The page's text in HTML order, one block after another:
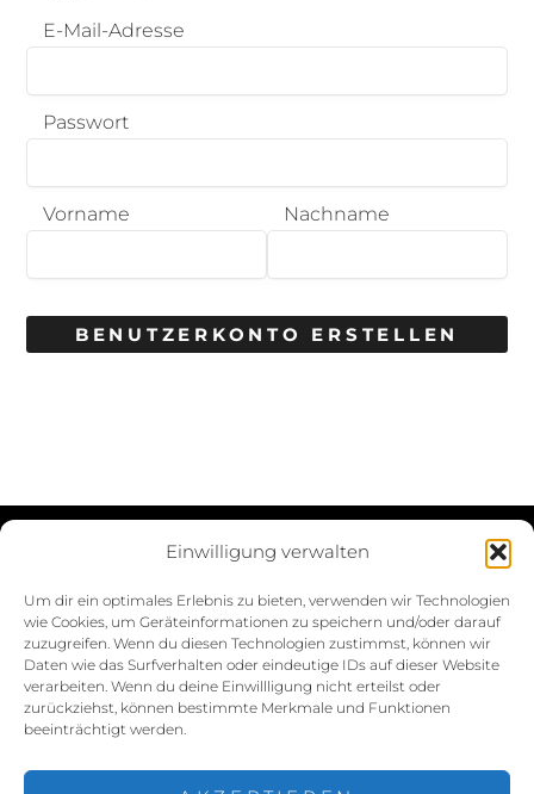
Einwilligung verwalten
Um dir ein optimales Erlebnis zu bieten, verwenden wir Technologien
wie Cookies, um Geräteinformationen zu speichern und/oder darauf
zuzugreifen. Wenn du diesen Technologien zustimmst, können wir
Daten wie das Surfverhalten oder eindeutige IDs auf dieser Website
verarbeiten. Wenn du deine Einwillligung nicht erteilst oder
zurückziehst, können bestimmte Merkmale und Funktionen
beeinträchtigt werden.
E-Mail-Adresse
Passwort
Vorname Nachname
BENUTZERKONTO ERSTELLEN
Impressum
Cookie-Richtlinie (EU)